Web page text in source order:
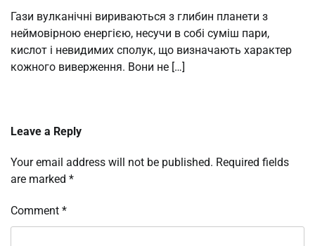
Гази вулканічні вириваються з глибин планети з
неймовірною енергією, несучи в собі суміш пари,
кислот і невидимих сполук, що визначають характер
кожного виверження. Вони не […]
Leave a Reply
Your email address will not be published. Required fields
are marked *
Comment *